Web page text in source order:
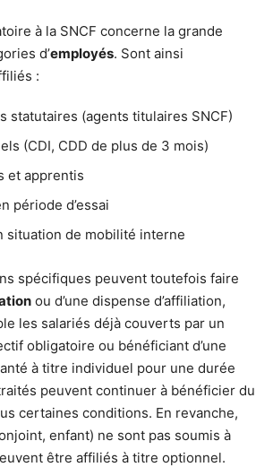
à la SNCF concerne la grande
d’employés. Sont ainsi
:
statutaires (agents titulaires SNCF)
(CDI, CDD de plus de 3 mois)
et apprentis
période d’essai
situation de mobilité interne
spécifiques peuvent toutefois faire
ou d’une dispense d’affiliation,
les salariés déjà couverts par un
obligatoire ou bénéficiant d’une
à titre individuel pour une durée
peuvent continuer à bénéficier du
certaines conditions. En revanche,
enfant) ne sont pas soumis à
être affiliés à titre optionnel.